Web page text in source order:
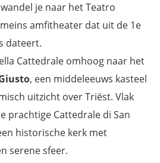
je naar het Teatro
amfitheater dat uit de 1e
dateert.
Cattedrale omhoog naar het
, een middeleeuws kasteel
uitzicht over Triëst. Vlak
prachtige Cattedrale di San
historische kerk met
serene sfeer.